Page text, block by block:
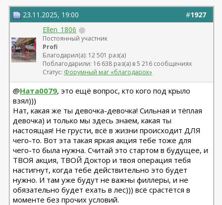
#1927
23.11.2025, 19:00
Ellen_1806
Постоянный участник
Profi
Благодарил(а): 12 501 раз(а)
Поблагодарили: 16 638 раз(а) в 5 216 сообщениях
Статус: Форумный маг «благодарок»
@Ната0079, это ещё вопрос, кто кого под крыло
взял)))
Нат, какая же ты девочка-девочка! Сильная и тёплая
девочка) и только мы здесь знаем, какая ты
настоящая! Не грусти, всё в жизни происходит ДЛЯ
чего-то. Вот эта такая яркая акция тебе тоже для
чего-то была нужна. Считай это стартом в будущее, и
ТВОЯ акция, ТВОЙ Доктор и твоя операция тебя
настигнут, когда тебе действительно это будет
нужно. И там уже будут не важны филлеры, и не
обязательно будет ехать в лес))) всё срастётся в
моменте без прочих условий.